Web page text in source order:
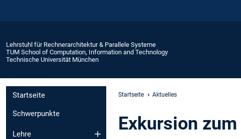
Lehrstuhl für Rechnerarchitektur & Parallele Systeme
TUM School of Computation, Information and Technology
Technische Universität München
Startseite
Schwerpunkte
Lehre
Startseite Aktuelles
Exkursion